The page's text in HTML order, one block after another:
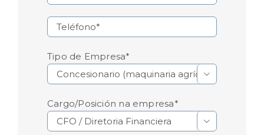
Tipo de Empresa*

Cargo/Posición na empresa*
